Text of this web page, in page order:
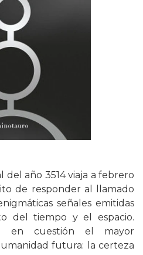
del año 3514 viaja a febrero
de responder al llamado
señales emitidas
del tiempo y el espacio.
en cuestión el mayor
futura: la certeza